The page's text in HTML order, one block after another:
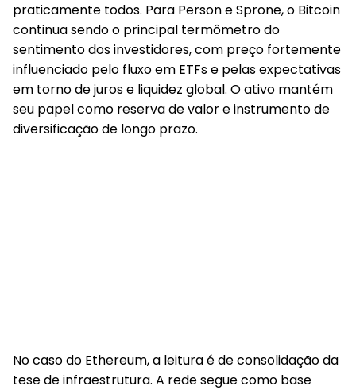
praticamente todos. Para Person e Sprone, o Bitcoin
continua sendo o principal termômetro do
sentimento dos investidores, com preço fortemente
influenciado pelo fluxo em ETFs e pelas expectativas
em torno de juros e liquidez global. O ativo mantém
seu papel como reserva de valor e instrumento de
diversificação de longo prazo.
No caso do Ethereum, a leitura é de consolidação da
tese de infraestrutura. A rede segue como base